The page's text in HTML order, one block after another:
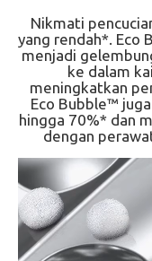
Nikmati
yang rendah*. Eco
menjadi
ke dalam
meningkatkan
Eco Bubble™
hingga 70%* dan
dengan